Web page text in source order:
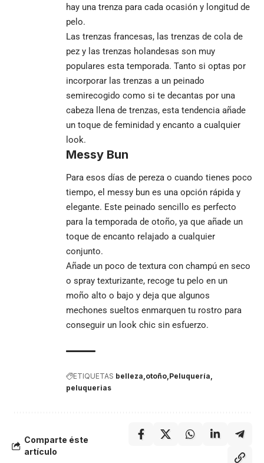
hay una trenza para cada ocasión y longitud de
pelo.
Las trenzas francesas, las trenzas de cola de
pez y las trenzas holandesas son muy
populares esta temporada. Tanto si optas por
incorporar las trenzas a un peinado
semirecogido como si te decantas por una
cabeza llena de trenzas, esta tendencia añade
un toque de feminidad y encanto a cualquier
look.
Messy Bun
Para esos días de pereza o cuando tienes poco
tiempo, el messy bun es una opción rápida y
elegante. Este peinado sencillo es perfecto
para la temporada de otoño, ya que añade un
toque de encanto relajado a cualquier
conjunto.
Añade un poco de textura con champú en seco
o spray texturizante, recoge tu pelo en un
moño alto o bajo y deja que algunos
mechones sueltos enmarquen tu rostro para
conseguir un look chic sin esfuerzo.
ETIQUETAS belleza otoño Peluquería
peluquerias
Comparte éste
artículo